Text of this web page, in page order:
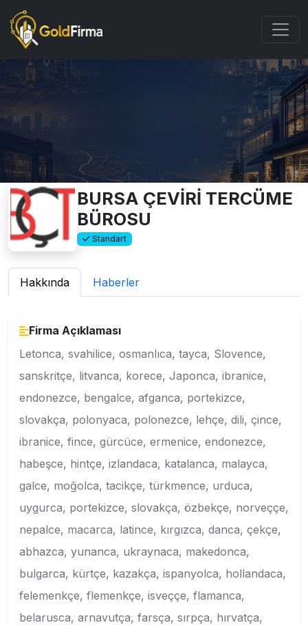
BURSA ÇEVİRİ TERCÜME
BÜROSU
Standart
Hakkında Haberler
Firma Açıklaması
Letonca, svahilice, osmanlıca, tayca, Slovence,
sanskritçe, litvanca, korece, Japonca, ibranice,
endonezce, bengalce, afganca, portekizce,
slovakça, polonyaca, polonezce, lehçe, dili, çince,
ibranice, fince, gürcüce, ermenice, endonezce,
habeşce, hintçe, izlandaca, katalanca, malayca,
galce, moğolca, tacikçe, türkmence, urduca,
uygurca, portekizce, slovakça, özbekçe, norveççe,
nepalce, macarca, latince, kırgızca, danca, çekçe,
abhazca, yunanca, ukraynaca, makedonca,
bulgarca, kürtçe, kazakça, ispanyolca, hollandaca,
felemenkçe, flemenkçe, isveççe, flamanca,
belarusca, arnavutça, farsça, sırpça, hırvatça,